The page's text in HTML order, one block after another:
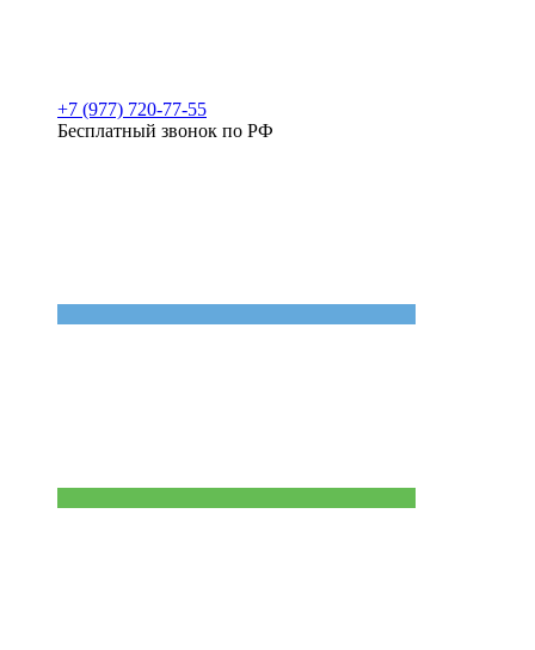
+7 (977) 720-77-55
Бесплатный звонок по РФ